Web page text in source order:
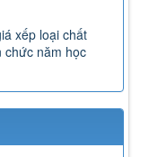
xếp loại chất
chức năm học